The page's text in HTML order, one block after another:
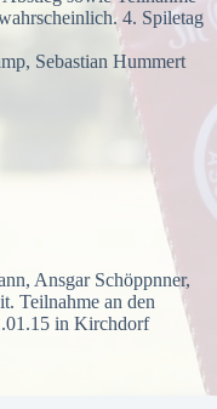
4. Spiletag
Sebastian Hummert
Ansgar Schöppnner,
Teilnahme an den
in Kirchdorf